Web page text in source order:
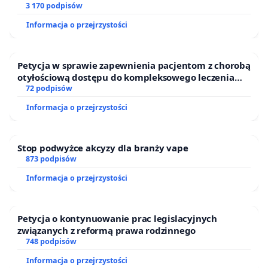
Administracji, a także do Posłów i Senatorów -
Członków Sejmowej Komisji Sprawiedliwości i Praw
którzy tworzą polskie prawo i którzy mówią, że
prawo jest dla obywatela. Tylko co ma zrobić
obywatel, w przypadku którego sądy i prokuratury
nie działają?
słowami: czekanie na tragedię. Albo dojdzie do
dramatu, bo do czegoś jeszcze gorszego niż
psychicznie. Pechowy dom w Żdżarach jest
wystawiony na sprzedaż, niestety trudno o kupca
zainteresowanego nieruchomością w sąsiedztwie
finansowej kluczowych urzędników i sędziów
3 170 podpisów
Informacja o przejrzystości
Petycja w sprawie zapewnienia pacjentom z chorobą
otyłościową dostępu do kompleksowego leczenia
oraz programów profilaktycznych.
72 podpisów
Informacja o przejrzystości
Stop podwyżce akcyzy dla branży vape
873 podpisów
Informacja o przejrzystości
Petycja o kontynuowanie prac legislacyjnych
związanych z reformą prawa rodzinnego
748 podpisów
Informacja o przejrzystości